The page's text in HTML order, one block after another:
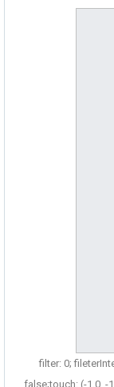
filter: 0;
false;touch: (-1.0, -